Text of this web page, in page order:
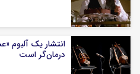
انتشار یک آلبوم
درمان‌گر است